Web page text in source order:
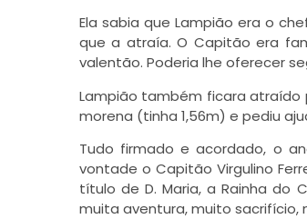
Ela sabia que Lampião era o
que a atraía. O Capitão era
valentão. Poderia lhe oferecer
Lampião também ficara atraído
morena (tinha 1,56m) e pediu
Tudo firmado e acordado, o
vontade o Capitão Virgulino
título de D. Maria, a Rainha do
muita aventura, muito